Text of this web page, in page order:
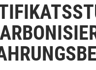
Bachelor
Master
Energie & Umwelt